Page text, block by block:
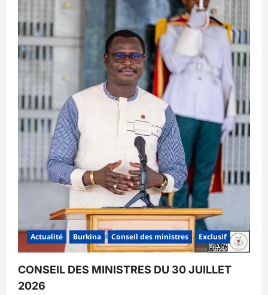
Actualité Burkina Conseil des ministres Exclusif
CONSEIL DES MINISTRES DU 30 JUILLET
2026